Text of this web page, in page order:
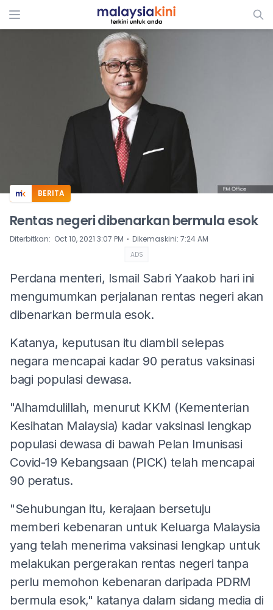
ADS
BERITA
Rentas negeri dibenarkan bermula esok
Diterbitkan: Oct 10, 2021 3:07 PM ⋅ Dikemaskini: 7:24 AM
ADS
Perdana menteri, Ismail Sabri Yaakob hari ini
mengumumkan perjalanan rentas negeri akan
dibenarkan bermula esok.
Katanya, keputusan itu diambil selepas
negara mencapai kadar 90 peratus vaksinasi
bagi populasi dewasa.
"Alhamdulillah, menurut KKM (Kementerian
Kesihatan Malaysia) kadar vaksinasi lengkap
populasi dewasa di bawah Pelan Imunisasi
Covid-19 Kebangsaan (PICK) telah mencapai
90 peratus.
"Sehubungan itu, kerajaan bersetuju
memberi kebenaran untuk Keluarga Malaysia
yang telah menerima vaksinasi lengkap untuk
melakukan pergerakan rentas negeri tanpa
perlu memohon kebenaran daripada PDRM
bermula esok," katanya dalam sidang media di